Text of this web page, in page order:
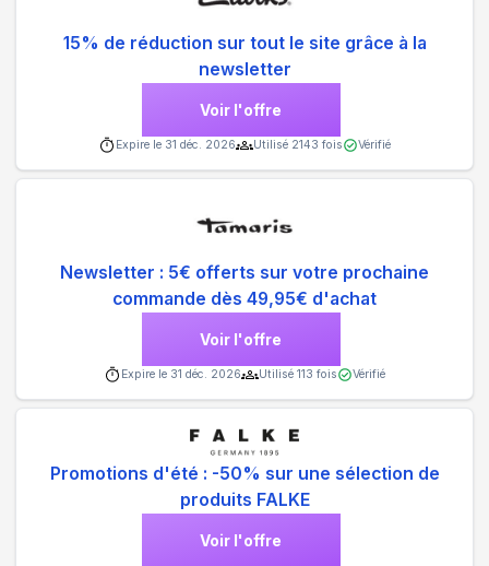
15% de réduction sur tout le site grâce à la
newsletter
Voir l'offre
Expire le 31 déc. 2026 Utilisé 2143 fois Vérifié
Newsletter : 5€ offerts sur votre prochaine
commande dès 49,95€ d'achat
Voir l'offre
Expire le 31 déc. 2026 Utilisé 113 fois Vérifié
Promotions d'été : -50% sur une sélection de
produits FALKE
Voir l'offre